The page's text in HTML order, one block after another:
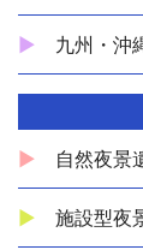
九州・沖
自然夜景
施設型夜